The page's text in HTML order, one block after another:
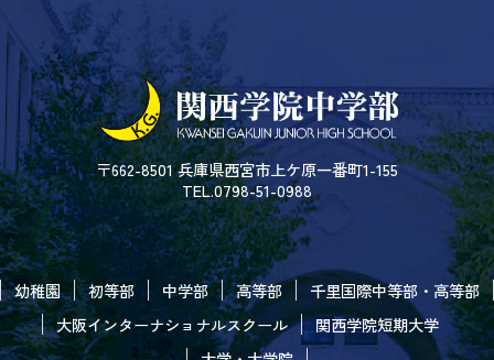
〒662-8501 兵庫県西宮市上ケ原一番町1-155
TEL.0798-51-0988
幼稚園 初等部 中学部 高等部
千里国際中等部・高等部
大阪インターナショナルスクール
関西学院短期大学